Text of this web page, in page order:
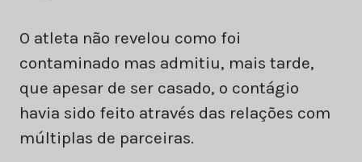
O atleta não revelou como foi
contaminado mas admitiu, mais tarde,
que apesar de ser casado, o contágio
havia sido feito através das relações com
múltiplas de parceiras.